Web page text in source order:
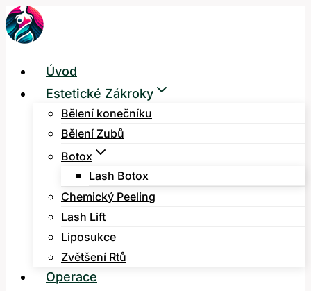
Přeskočit
na
Úvod
Estetické Zákroky
Bělení konečníku
Bělení Zubů
Botox
Lash Botox
Chemický Peeling
Lash Lift
Liposukce
Zvětšení Rtů
Operace